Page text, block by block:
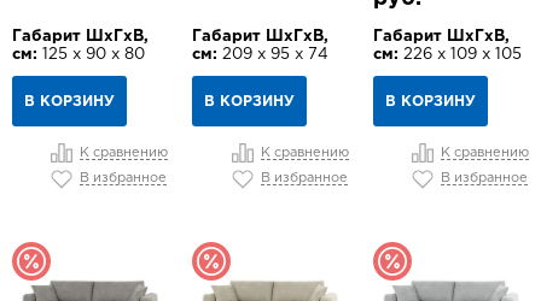
Габарит ШхГхВ,
см: 125 х 90 х 80
В КОРЗИНУ
К сравнению
В избранное
Габарит ШхГхВ,
см: 209 х 95 х 74
В КОРЗИНУ
К сравнению
В избранное
Габарит ШхГхВ,
см: 226 х 109 х 105
В КОРЗИНУ
К сравнению
В избранное